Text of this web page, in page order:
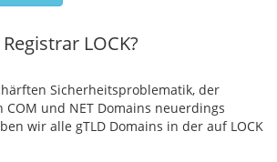
LOCK?
Sicherheitsproblematik, der
und NET Domains neuerdings
wir alle gTLD Domains in der auf LOCK